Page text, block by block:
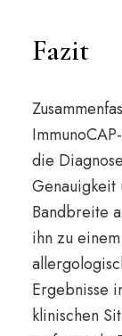
Fazit
die
Bandbreite
ihn zu
Ergebnisse
klinischen